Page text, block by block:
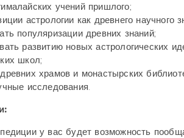
учений пришлого;
астрологии как древнего научного
популяризации древних знаний;
развитию новых астрологических
школ;
храмов и монастырских
исследования.
у вас будет возможность